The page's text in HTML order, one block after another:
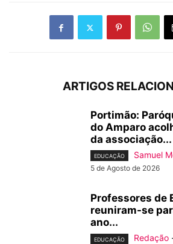
ARTIGOS
Portimão:
do Amparo
da associação...
EDUCAÇÃO Samuel
5 de Agosto de 2026
Professores de
reuniram-se
ano...
EDUCAÇÃO Redação